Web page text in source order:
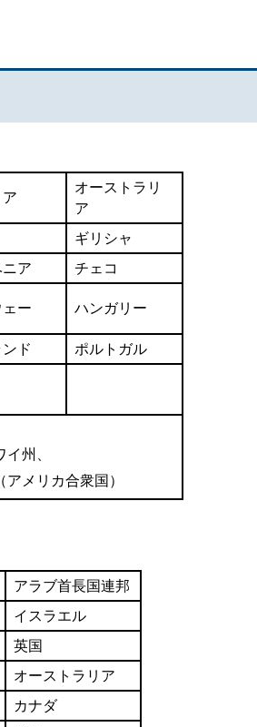
オーストラリ
ア
ギリシャ
ニア チェコ
ェー ハンガリー
ド ポルトガル
州、
メリカ合衆国）
アラブ首長国連邦
イスラエル
英国
オーストラリア
カナダ